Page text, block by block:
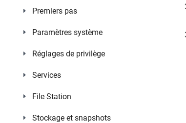
Premiers pas
Paramètres système
Réglages de privilège
Services
File Station
Stockage et snapshots